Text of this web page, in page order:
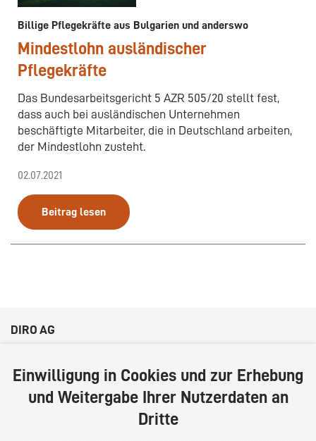
Billige Pflegekräfte aus Bulgarien und anderswo
Mindestlohn ausländischer
Pflegekräfte
Das Bundesarbeitsgericht 5 AZR 505/20 stellt fest,
dass auch bei ausländischen Unternehmen
beschäftigte Mitarbeiter, die in Deutschland arbeiten,
der Mindestlohn zusteht.
02.07.2021
Beitrag lesen
DIRO AG
20354 Hamburg
Deutschland
Tel: +49 (0) 40 41352231
Einwilligung in Cookies und zur Erhebung
und Weitergabe Ihrer Nutzerdaten an
Dritte